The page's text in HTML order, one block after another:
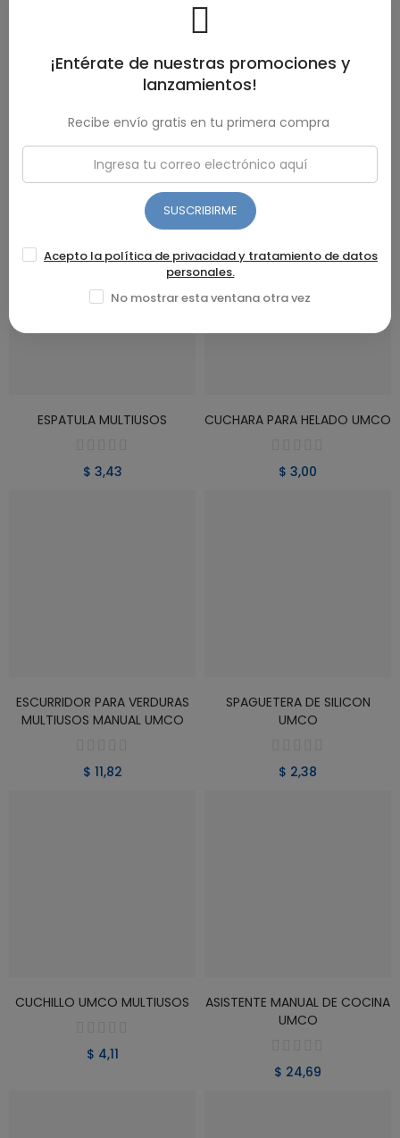
CUCHARA PARA HELADO UMCO
CUCHILLO UMCO PARA PAN
$ 6,06
VER PRODUCTO
ESPATULA MULTIUSOS
$ 3,43
VER PRODUCTO
CUCHARA PARA HELADO UMCO
$ 3,00
VER PRODUCTO
ESCURRIDOR PARA VERDURAS
MULTIUSOS MANUAL UMCO
$ 11,82
VER PRODUCTO
SPAGUETERA DE SILICON
UMCO
$ 2,38
VER PRODUCTO
CUCHILLO UMCO MULTIUSOS
$ 4,11
VER PRODUCTO
ASISTENTE MANUAL DE COCINA
UMCO
$ 24,69
¡Entérate de nuestras promociones y
lanzamientos!
Recibe envío gratis en tu primera compra
SUSCRIBIRME
Acepto la política de privacidad y tratamiento de datos
personales.
No mostrar esta ventana otra vez